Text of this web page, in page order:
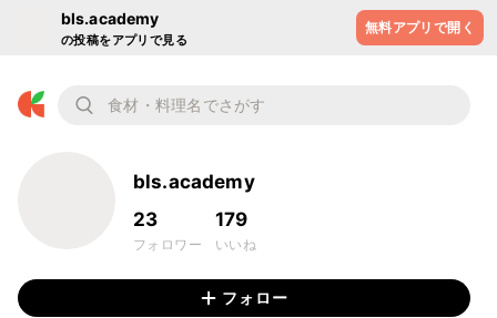
bls.academy
の投稿をアプリで見る
無料アプリで開く
bls.academy
23
フォロワー
179
いいね
フォロー